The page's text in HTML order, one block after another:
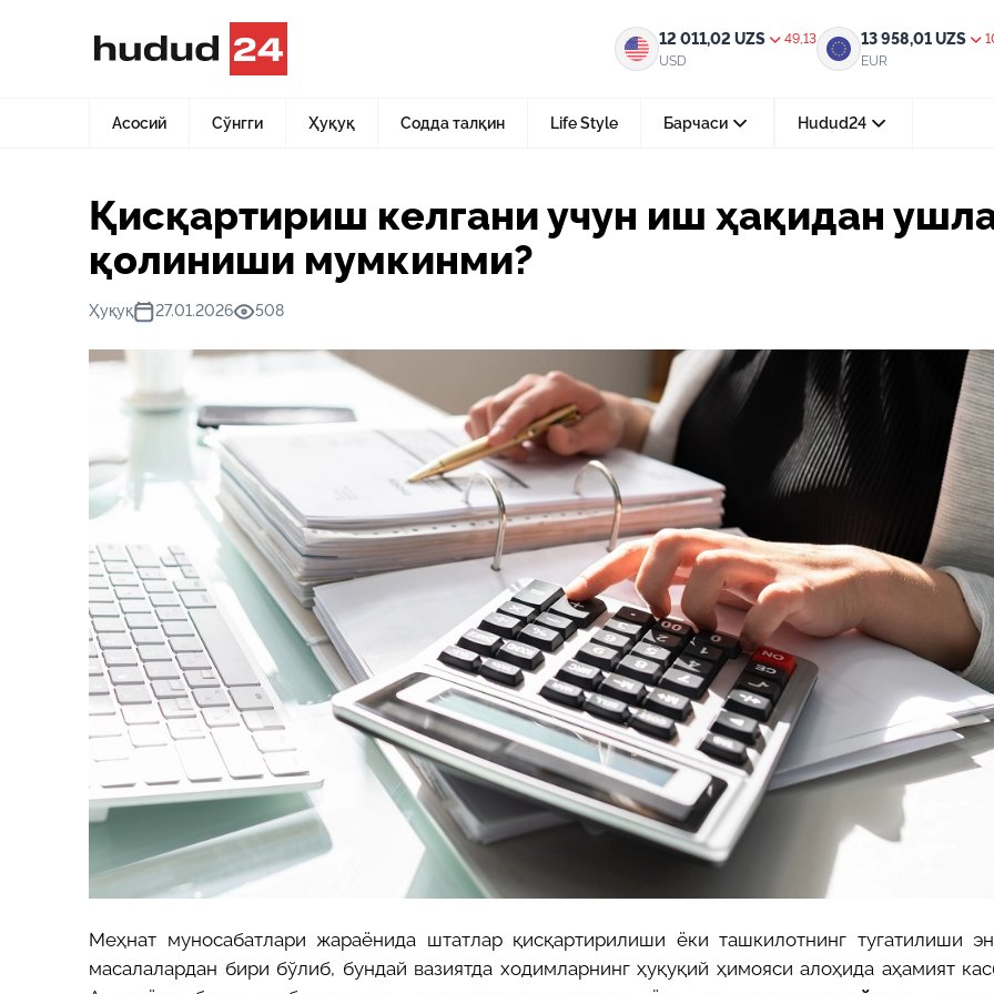
12 011,02 UZS
49,13
USD
13 958,01UZS
EUR
Асосий Сўнгги Ҳуқуқ Содда талқин Life Style Барчаси Hudud24
05-август 2026, 04:36
Электрон обуна: ҳуқуқий
тез ва қулай йўл
15-июл 2026, 05:11
Ҳуқуқий билимларни
форматда ўрганиш имконияти
Халқ билан очиқ мулоқот —
манфаатларига хизмат қилувчи
давлат бошқарувининг муҳим
25-июн 2026, 11:04
Электрон обуна: ҳуқуқий
тез ва қулай йўл
23-июн 2026, 10:05
Хусусий боғчада 5 ой ишлаб
чиқиш мумкинми?
Янгиликлар Қисқартириш келгани учун иш ҳақидан ушлаб қолиниши мумкинми?
Қисқартириш келгани учун иш ҳақидан
қолиниши мумкинми?
Ҳуқуқ 27.01.2026 508
Меҳнат муносабатлари жараёнида штатлар қисқартирилиши ёки ташкилотнинг тугатилиши
масалалардан бири бўлиб, бундай вазиятда ходимларнинг ҳуқуқий ҳимояси алоҳида аҳамият